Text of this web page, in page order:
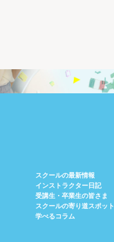
スクールの最新情報
インストラクター日記
受講生・卒業生の皆さま
スクールの寄り道スポット
学べるコラム